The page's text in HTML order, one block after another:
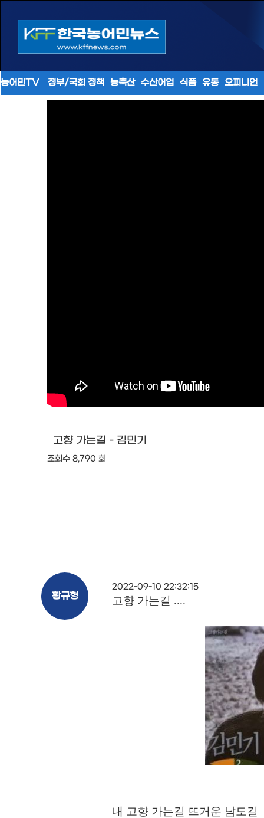
농어민TV 정부/국회 정책 농축산 수산어업 식품 유통 오피니언
고향 가는길 - 김민기
조회수 8,790 회
황규형
2022-09-10 22:32:15
고향 가는길 ....
내 고향 가는길 뜨거운 남도길